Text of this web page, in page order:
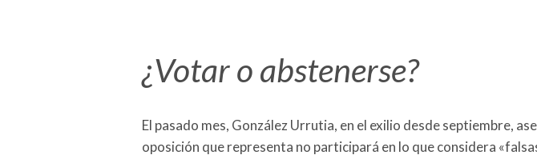
¿Votar o abstenerse?
El pasado mes, González Urrutia, en el exilio desde septiembre,
oposición que representa no participará en lo que considera